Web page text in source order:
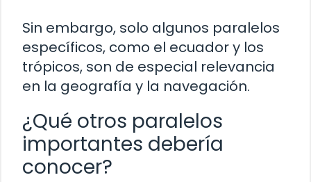
Sin embargo, solo algunos paralelos
específicos, como el ecuador y los
trópicos, son de especial relevancia
en la geografía y la navegación.
¿Qué otros paralelos
importantes debería
conocer?